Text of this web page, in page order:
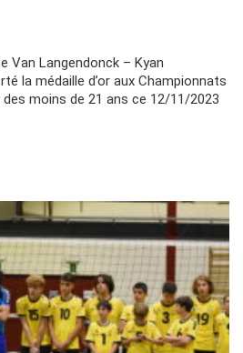
Van Langendonck – Kyan
la médaille d’or aux Championnats
moins de 21 ans ce 12/11/2023